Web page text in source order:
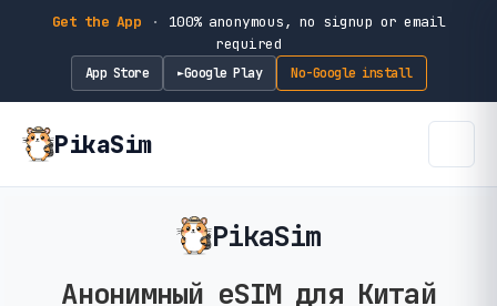
Get the App ·
100% anonymous, no signup or email
required
App Store ►Google Play No-Google install
PikaSim
PikaSim
Анонимный eSIM для Китай